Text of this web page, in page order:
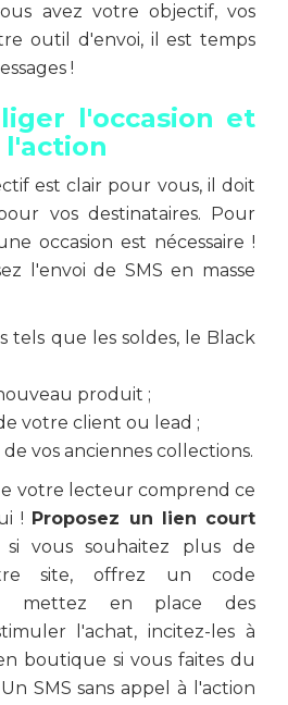
avez votre objectif, vos
outil d'envoi, il est temps
!
l'occasion et
l'action
est clair pour vous, il doit
vos destinataires. Pour
occasion est nécessaire !
l'envoi de SMS en masse
tels que les soldes, le Black
produit ;
votre client ou lead ;
vos anciennes collections.
votre lecteur comprend ce
! Proposez un lien court
si vous souhaitez plus de
site, offrez un code
mettez en place des
l'achat, incitez-les à
boutique si vous faites du
SMS sans appel à l'action